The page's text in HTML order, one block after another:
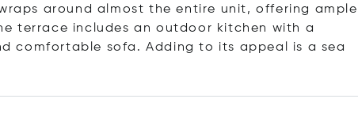
around almost the entire unit, offering ample
terrace includes an outdoor kitchen with a
comfortable sofa. Adding to its appeal is a sea